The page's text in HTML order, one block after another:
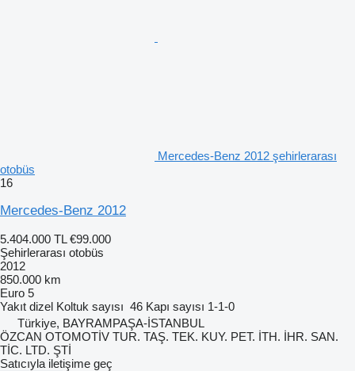
Mercedes-Benz 2012 şehirlerarası
otobüs
16
Mercedes-Benz 2012
5.404.000 TL €99.000
Şehirlerarası otobüs
2012
850.000 km
Euro 5
Yakıt dizel Koltuk sayısı 46 Kapı sayısı 1-1-0
Türkiye, BAYRAMPAŞA-İSTANBUL
ÖZCAN OTOMOTİV TUR. TAŞ. TEK. KUY. PET. İTH. İHR. SAN.
TİC. LTD. ŞTİ
Satıcıyla iletişime geç